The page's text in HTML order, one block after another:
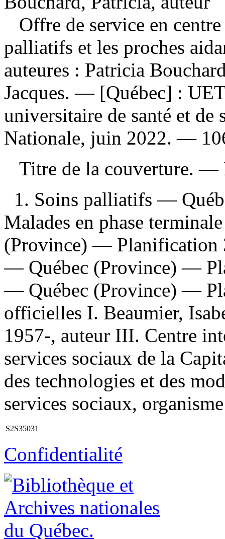
Offre de service en
palliatifs et les proches
auteures : Patricia
Jacques. — [Québec] :
universitaire de santé et de
Nationale, juin 2022. —
Titre de la couverture. —
1. Soins palliatifs —
Malades en phase
(Province) — Planification
— Québec (Province) —
— Québec (Province) —
officielles I. Beaumier,
1957-, auteur III. Centre
services sociaux de la
des technologies et des
services sociaux,
S2S35031
Confidentialité